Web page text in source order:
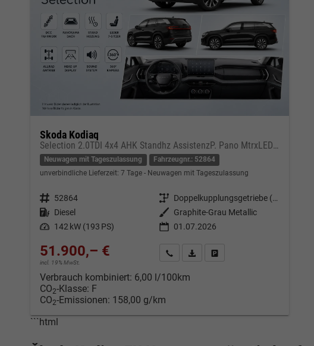
Skoda Kodiaq
Selection 2.0TDI 4x4 AHK Standhz AssistenzP. Pano MtrxLED PerformanceP. Nav
Neuwagen mit Tageszulassung
Fahrzeugnr.: 52864
unverbindliche Lieferzeit:7 Tage Neuwagen mit Tageszulassung
Fahrzeugnr. 52864 Getriebe
Doppelkupplungsgetriebe (DSG)
Kraftstoff Diesel Außenfarbe
Graphite-Grau Metallic
Leistung 142 kW (193 PS) 01.07.2026
51.900,– €
incl. 19% MwSt.
Kontakt & Angebot anfordern
PDF-Datei, Fahrzeugexposé drucken
Verbrauch kombiniert: 6,00 l/100km
CO2-Klasse: F
CO2-Emissionen: 158,00 g/km
```html